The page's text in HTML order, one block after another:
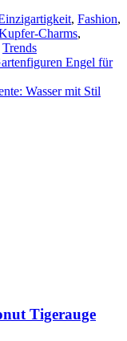
, Fashion,
Charms,
Trends
Engel für
Wasser mit Stil
Tigerauge